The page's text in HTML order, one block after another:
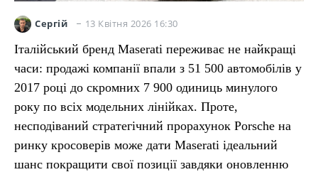
Сергій 13 Квітня 2026 16:30
Італійський бренд Maserati переживає не найкращі
часи: продажі компанії впали з 51 500 автомобілів у
2017 році до скромних 7 900 одиниць минулого
року по всіх модельних лінійках. Проте,
несподіваний стратегічний прорахунок Porsche на
ринку кросоверів може дати Maserati ідеальний
шанс покращити свої позиції завдяки оновленню